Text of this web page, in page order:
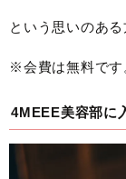
という思いのある
※会費は無料です
4MEEE美容部に